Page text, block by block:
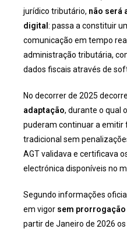
jurídico tributário, não será
digital : passa a constituir
comunicação em tempo
administração tributária,
dados fiscais através de
No decorrer de 2025
adaptação, durante o qual
puderam continuar a
tradicional sem
AGT validava e certificava
electrónica disponíveis no
Segundo informações
em vigor sem
partir de Janeiro de 2026